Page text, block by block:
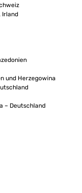
Irland
und Herzegowina
– Deutschland